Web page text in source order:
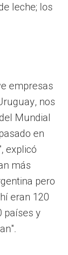
leche; los
empresas
nos
Mundial
en
explicó
más
pero
eran 120
países y